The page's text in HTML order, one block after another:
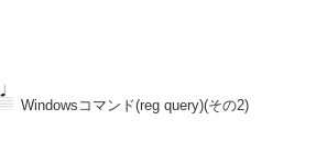
Windowsコマンド(reg query)(その2)